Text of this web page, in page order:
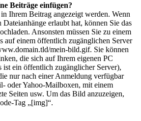
Beiträge einfügen?
Ihrem Beitrag angezeigt werden. Wenn
erlaubt hat, können Sie das
Ansonsten müssen Sie zu einem
auf einem öffentlich zugänglichen Server
mein-bild.gif. Sie können
die sich auf Ihrem eigenen PC
ist ein öffentlich zugänglicher Server),
nur nach einer Anmeldung verfügbar
oder Yahoo-Mailboxen, mit einem
Seiten usw. Um das Bild anzuzeigen,
Tag „[img]“.